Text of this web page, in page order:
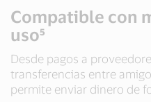
Compatible con
uso⁵
Desde pagos a
transferencias entre
permite enviar dinero de